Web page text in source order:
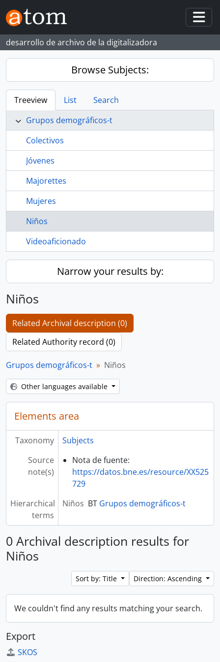
Skip to main content
desarrollo de archivo de la digitalizadora
Browse Subjects:
Treeview List
Search
Grupos demográficos-t
Colectivos
Jóvenes
Majorettes
Mujeres
Niños
Videoaficionado
Narrow your results by:
Niños
Related Archival description (0)
Related Authority record (0)
Grupos demográficos-t Niños
Other languages available
Elements area
Taxonomy
Subjects
Source
note(s)
Nota de fuente:
https://datos.bne.es/resource/XX525
729
Hierarchical
terms
Niños BT Grupos demográficos-t
0 Archival description results for
Niños
Sort by: Title Direction: Ascending
We couldn't find any results matching your search.
Export
SKOS